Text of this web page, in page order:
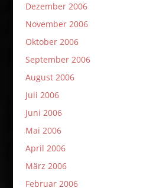
Dezember 2006
November 2006
Oktober 2006
September 2006
August 2006
Juli 2006
Juni 2006
Mai 2006
April 2006
März 2006
Februar 2006